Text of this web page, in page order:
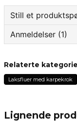
Lignende
Still et
question
Spør oss om
Anmeldelser (1)
Brian
Relaterte
Laksfluer med karpekrok